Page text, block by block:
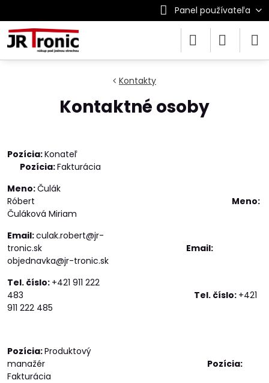
Panel používateľa
Kontakty
Kontaktné osoby
Pozícia:Konateľ
Pozícia:Fakturácia
Meno:Čulák
Róbert Meno:
Čuláková Miriam
Email:culak.robert@jr-
tronic.sk Email:
objednavka@jr-tronic.sk
Tel. číslo: +421 911 222
483 Tel. číslo: +421
911 222 485
Pozícia:Produktový
manažér
Pozícia:
Fakturácia